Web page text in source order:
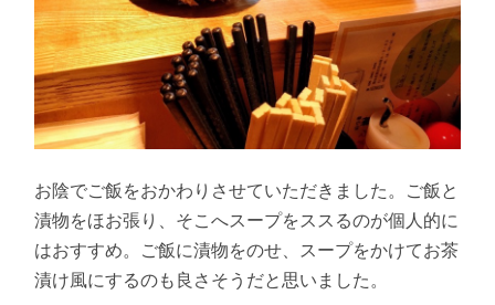
お陰でご飯をおかわりさせていただきました。ご飯と
漬物をほお張り、そこへスープをススるのが個人的に
はおすすめ。ご飯に漬物をのせ、スープをかけてお茶
漬け風にするのも良さそうだと思いました。